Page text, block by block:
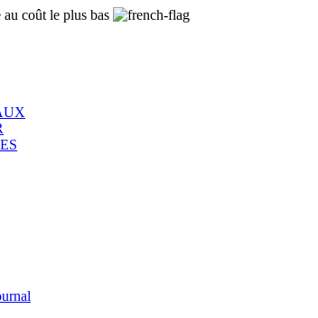
coût le plus bas